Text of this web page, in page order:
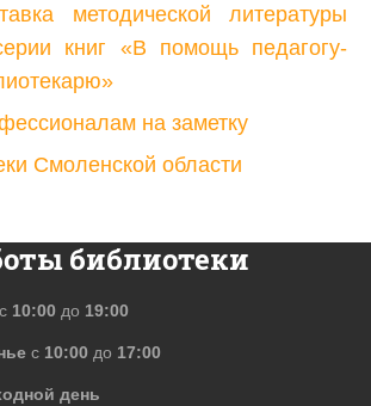
методической литературы
книг «В помощь педагогу-
на заметку
Смоленской области
библиотеки
с 10:00 до 19:00
с 10:00 до 17:00
день